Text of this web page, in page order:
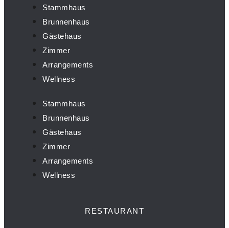
Stammhaus
Brunnenhaus
Gästehaus
Zimmer
Arrangements
Wellness
Stammhaus
Brunnenhaus
Gästehaus
Zimmer
Arrangements
Wellness
RESTAURANT